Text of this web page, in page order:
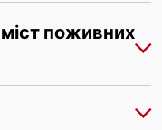
поживних